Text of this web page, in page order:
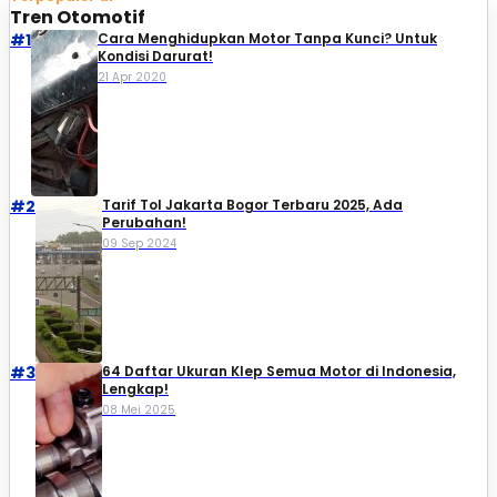
Tren Otomotif
#1
Cara Menghidupkan Motor Tanpa Kunci? Untuk
Kondisi Darurat!
21 Apr 2020
#2
Tarif Tol Jakarta Bogor Terbaru 2025, Ada
Perubahan!
09 Sep 2024
#3
64 Daftar Ukuran Klep Semua Motor di Indonesia,
Lengkap!
08 Mei 2025